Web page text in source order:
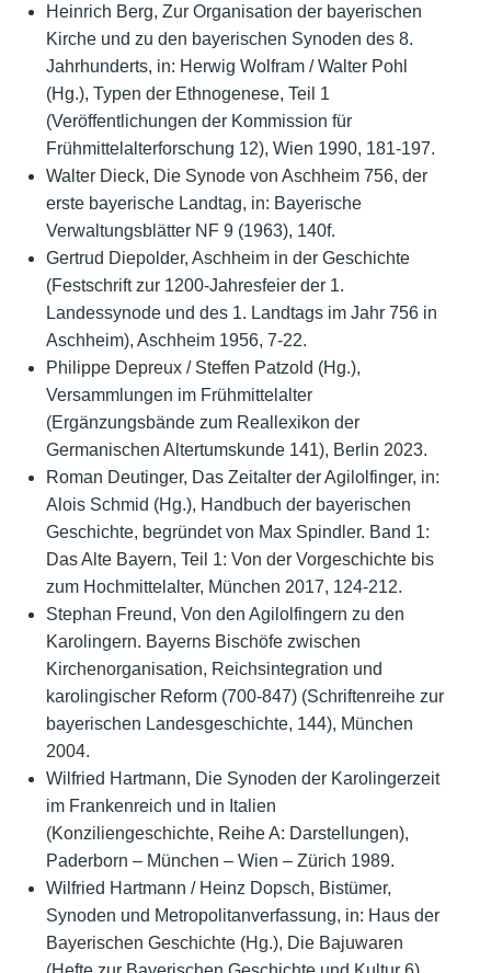
Heinrich Berg, Zur Organisation der bayerischen
Kirche und zu den bayerischen Synoden des 8.
Jahrhunderts, in: Herwig Wolfram / Walter Pohl
(Hg.), Typen der Ethnogenese, Teil 1
(Veröffentlichungen der Kommission für
Frühmittelalterforschung 12), Wien 1990, 181-197.
Walter Dieck, Die Synode von Aschheim 756, der
erste bayerische Landtag, in: Bayerische
Verwaltungsblätter NF 9 (1963), 140f.
Gertrud Diepolder, Aschheim in der Geschichte
(Festschrift zur 1200-Jahresfeier der 1.
Landessynode und des 1. Landtags im Jahr 756 in
Aschheim), Aschheim 1956, 7-22.
Philippe Depreux / Steffen Patzold (Hg.),
Versammlungen im Frühmittelalter
(Ergänzungsbände zum Reallexikon der
Germanischen Altertumskunde 141), Berlin 2023.
Roman Deutinger, Das Zeitalter der Agilolfinger, in:
Alois Schmid (Hg.), Handbuch der bayerischen
Geschichte, begründet von Max Spindler. Band 1:
Das Alte Bayern, Teil 1: Von der Vorgeschichte bis
zum Hochmittelalter, München 2017, 124-212.
Stephan Freund, Von den Agilolfingern zu den
Karolingern. Bayerns Bischöfe zwischen
Kirchenorganisation, Reichsintegration und
karolingischer Reform (700-847) (Schriftenreihe zur
bayerischen Landesgeschichte, 144), München
2004.
Wilfried Hartmann, Die Synoden der Karolingerzeit
im Frankenreich und in Italien
(Konziliengeschichte, Reihe A: Darstellungen),
Paderborn – München – Wien – Zürich 1989.
Wilfried Hartmann / Heinz Dopsch, Bistümer,
Synoden und Metropolitanverfassung, in: Haus der
Bayerischen Geschichte (Hg.), Die Bajuwaren